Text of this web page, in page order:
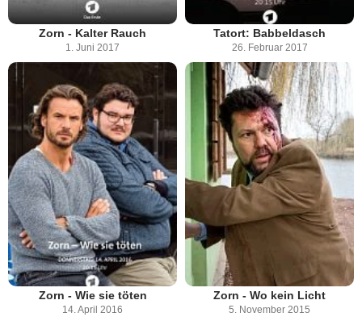
Zorn - Kalter Rauch
1. Juni 2017
Tatort: Babbeldasch
26. Februar 2017
Zorn - Wie sie töten
14. April 2016
Zorn - Wo kein Licht
5. November 2015